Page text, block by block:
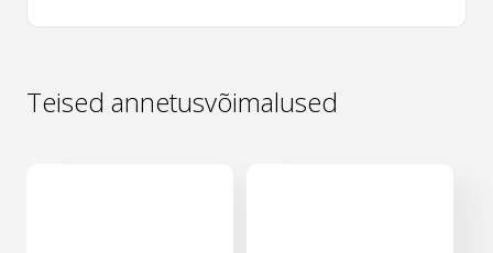
Teised annetusvõimalused